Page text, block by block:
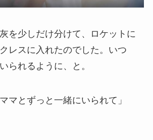
を少しだけ分けて、ロケットに
レスに入れたのでした。いつ
られるように、と。
マとずっと一緒にいられて」